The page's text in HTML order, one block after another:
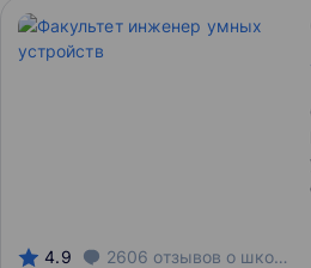
4.9 2606 отзывов о школе